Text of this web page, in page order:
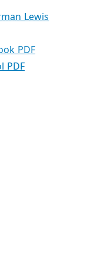
Lewis
PDF
PDF